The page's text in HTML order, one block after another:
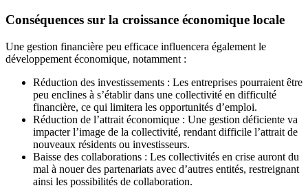
Conséquences sur la croissance économique locale
Une gestion financière peu efficace influencera également le
développement économique, notamment :
Réduction des investissements : Les entreprises pourraient être
peu enclines à s’établir dans une collectivité en difficulté
financière, ce qui limitera les opportunités d’emploi.
Réduction de l’attrait économique : Une gestion déficiente va
impacter l’image de la collectivité, rendant difficile l’attrait de
nouveaux résidents ou investisseurs.
Baisse des collaborations : Les collectivités en crise auront du
mal à nouer des partenariats avec d’autres entités, restreignant
ainsi les possibilités de collaboration.